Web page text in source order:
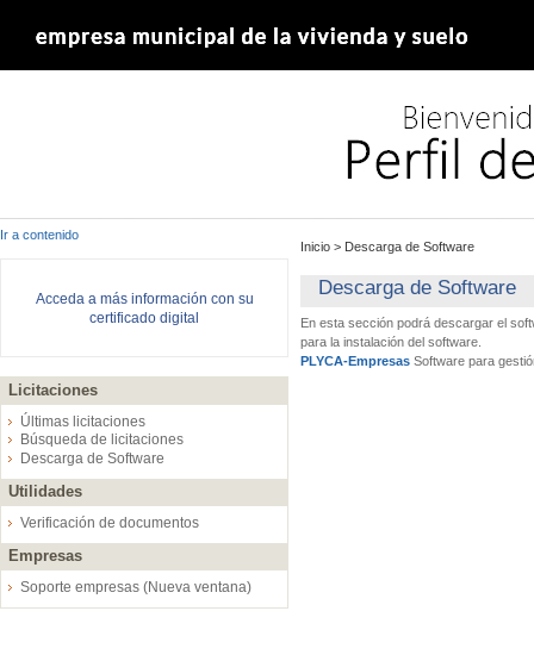
Ir a contenido
Acceda a más información con su
certificado digital
Licitaciones
Últimas licitaciones
Búsqueda de licitaciones
Descarga de Software
Utilidades
Verificación de documentos
Empresas
Soporte empresas (Nueva ventana)
Inicio > Descarga de Software
Descarga de Software
En esta sección podrá descargar el
para la instalación del software.
PLYCA-Empresas Software para